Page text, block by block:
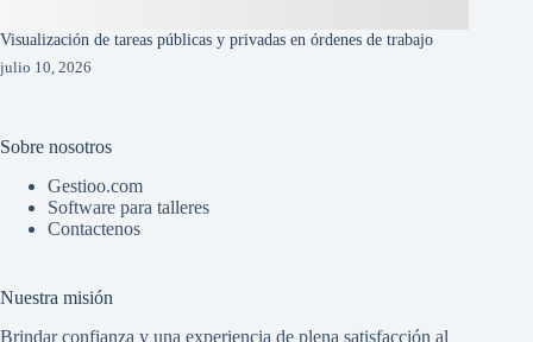
Visualización de tareas públicas y privadas en órdenes de trabajo
julio 10, 2026
Sobre nosotros
Gestioo.com
Software para talleres
Contactenos
Nuestra misión
Brindar confianza y una experiencia de plena satisfacción al